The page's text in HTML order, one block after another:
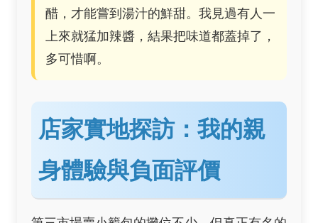
醋，才能嘗到湯汁的鮮甜。我見過有人一
上來就猛加辣醬，結果把味道都蓋掉了，
多可惜啊。
店家實地探訪：我的親
身體驗與負面評價